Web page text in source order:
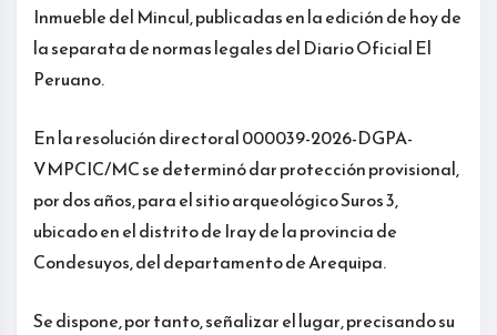
Inmueble del Mincul, publicadas en la edición de hoy de
la separata de normas legales del Diario Oficial El
Peruano.
En la resolución directoral 000039-2026-DGPA-
VMPCIC/MC se determinó dar protección provisional,
por dos años, para el sitio arqueológico Suros 3,
ubicado en el distrito de Iray de la provincia de
Condesuyos, del departamento de Arequipa.
Se dispone, por tanto, señalizar el lugar, precisando su